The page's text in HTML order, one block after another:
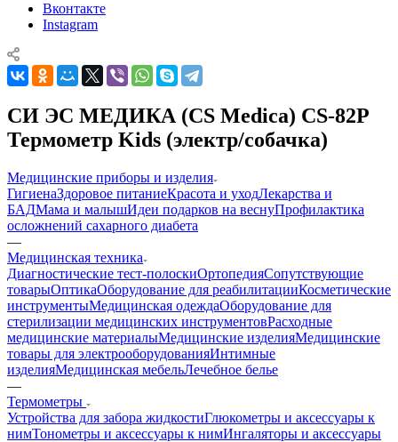
Вконтакте
Instagram
СИ ЭС МЕДИКА (CS Medica) CS-82P
Термометр Kids (электр/собачка)
Медицинские приборы и изделия
ГигиенаЗдоровое питаниеКрасота и уходЛекарства и
БАДМама и малышИдеи подарков на веснуПрофилактика
осложнений сахарного диабета
—
Медицинская техника
Диагностические тест-полоскиОртопедияСопутствующие
товарыОптикаОборудование для реабилитацииКосметические
инструментыМедицинская одеждаОборудование для
стерилизации медицинских инструментовРасходные
медицинские материалыМедицинские изделияМедицинские
товары для электрооборудованияИнтимные
изделияМедицинская мебельЛечебное белье
—
Термометры
Устройства для забора жидкостиГлюкометры и аксессуары к
нимТонометры и аксессуары к нимИнгаляторы и аксессуары